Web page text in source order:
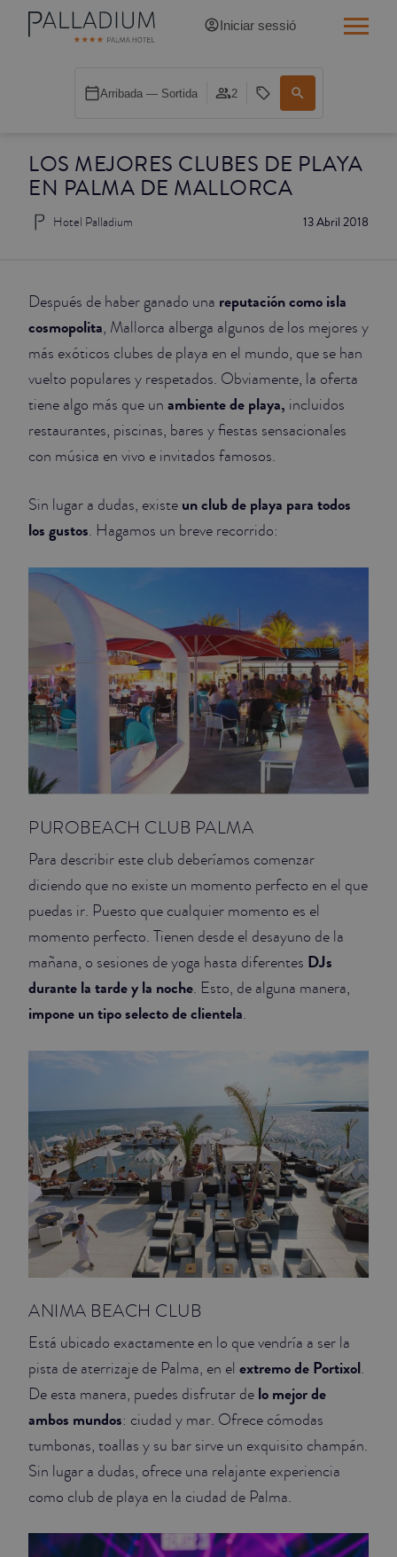
LOS MEJORES CLUBES DE PLAYA
EN PALMA DE MALLORCA
13 Abril 2018
Hotel Palladium
Después de haber ganado una reputación como isla
cosmopolita, Mallorca alberga algunos de los mejores y
más exóticos clubes de playa en el mundo, que se han
vuelto populares y respetados. Obviamente, la oferta
tiene algo más que un ambiente de playa, incluidos
restaurantes, piscinas, bares y fiestas sensacionales
con música en vivo e invitados famosos.
Sin lugar a dudas, existe un club de playa para todos
los gustos. Hagamos un breve recorrido:
PUROBEACH CLUB PALMA
Para describir este club deberíamos comenzar
diciendo que no existe un momento perfecto en el que
puedas ir. Puesto que cualquier momento es el
momento perfecto. Tienen desde el desayuno de la
mañana, o sesiones de yoga hasta diferentes DJs
durante la tarde y la noche. Esto, de alguna manera,
impone un tipo selecto de clientela.
ANIMA BEACH CLUB
Está ubicado exactamente en lo que vendría a ser la
pista de aterrizaje de Palma, en el extremo de Portixol.
De esta manera, puedes disfrutar de lo mejor de
ambos mundos: ciudad y mar. Ofrece cómodas
tumbonas, toallas y su bar sirve un exquisito champán.
Sin lugar a dudas, ofrece una relajante experiencia
como club de playa en la ciudad de Palma.
Iniciar sessió
Arribada — Sortida 2
INDIVIDUAL BALCÓ CATEDRAL
DOBLE WHITE
DOBLE INN CATEDRAL
SUPERIOR
JUNIOR SUITES